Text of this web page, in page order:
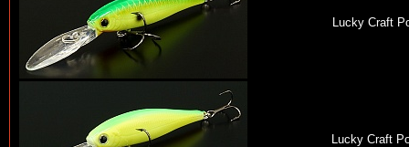
Lucky Craft
Lucky Craft